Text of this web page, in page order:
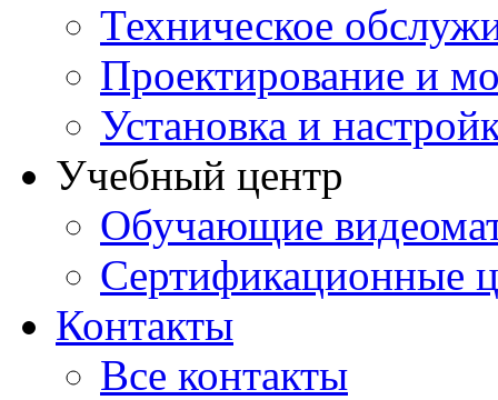
Техническое
Проектирование и
Установка и
Учебный центр
Обучающие
Сертификационные
Контакты
Все контакты